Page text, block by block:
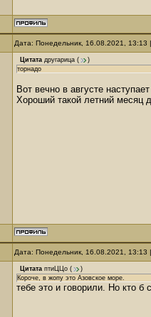
Дата: Понедельник, 16.08.2021,
Цитата другарица (
)
торнадо
Вот вечно в августе
Хороший такой летний месяц
Дата: Понедельник, 16.08.2021,
Цитата птиЦЦо (
)
Короче, в жопу это Азовское море.
тебе это и говорили. Но кто б